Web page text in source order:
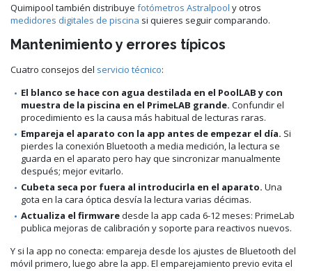
Quimipool también distribuye fotómetros Astralpool y otros
medidores digitales de piscina si quieres seguir comparando.
Mantenimiento y errores típicos
Cuatro consejos del servicio técnico:
El blanco se hace con agua destilada en el PoolLAB y con
muestra de la piscina en el PrimeLAB grande. Confundir el
procedimiento es la causa más habitual de lecturas raras.
Empareja el aparato con la app antes de empezar el día. Si
pierdes la conexión Bluetooth a media medición, la lectura se
guarda en el aparato pero hay que sincronizar manualmente
después; mejor evitarlo.
Cubeta seca por fuera al introducirla en el aparato. Una
gota en la cara óptica desvía la lectura varias décimas.
Actualiza el firmwaredesde la app cada 6-12 meses: PrimeLab
publica mejoras de calibración y soporte para reactivos nuevos.
Y si la app no conecta: empareja desde los ajustes de Bluetooth del
móvil primero, luego abre la app. El emparejamiento previo evita el